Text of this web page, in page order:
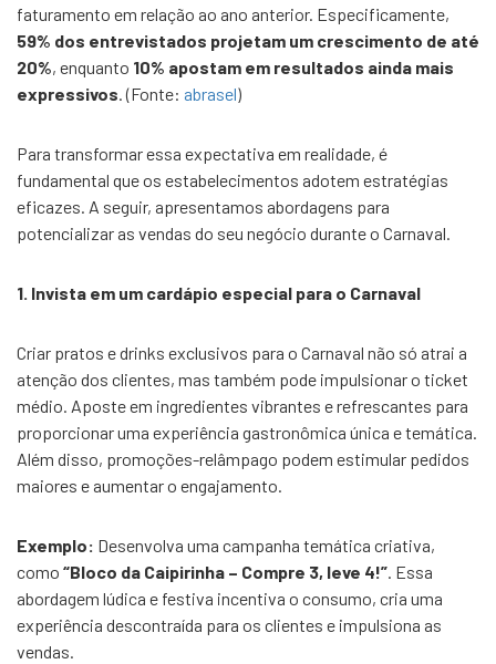
faturamento em relação ao ano anterior. Especificamente,
59% dos entrevistados projetam um crescimento de até
20%, enquanto 10% apostam em resultados ainda mais
expressivos. (Fonte: abrasel)
Para transformar essa expectativa em realidade, é
fundamental que os estabelecimentos adotem estratégias
eficazes. A seguir, apresentamos abordagens para
potencializar as vendas do seu negócio durante o Carnaval.
1. Invista em um cardápio especial para o Carnaval
Criar pratos e drinks exclusivos para o Carnaval não só atrai a
atenção dos clientes, mas também pode impulsionar o ticket
médio. Aposte em ingredientes vibrantes e refrescantes para
proporcionar uma experiência gastronômica única e temática.
Além disso, promoções-relâmpago podem estimular pedidos
maiores e aumentar o engajamento.
Exemplo: Desenvolva uma campanha temática criativa,
como “Bloco da Caipirinha – Compre 3, leve 4!”. Essa
abordagem lúdica e festiva incentiva o consumo, cria uma
experiência descontraída para os clientes e impulsiona as
vendas.